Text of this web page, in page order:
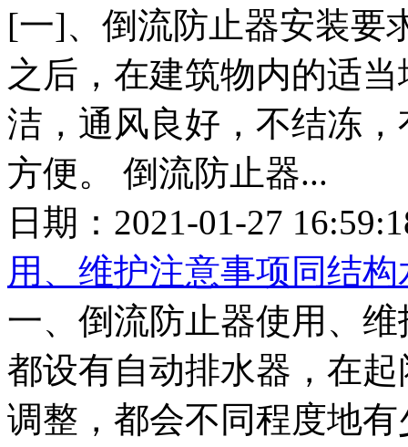
[一]、倒流防止器安装要
之后，在建筑物内的适
洁，通风良好，不结冻
方便。 倒流防止器...
日期：2021-01-27
用、维护注意事项同结
一、倒流防止器使用、
都设有自动排水器，在
调整，都会不同程度地